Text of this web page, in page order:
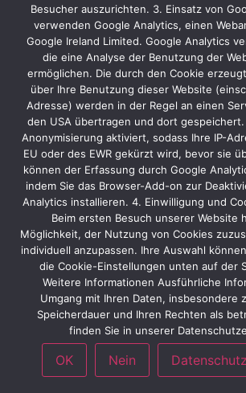
Kundenbeispiele
DT Shop
IDS
Besucher auszurichten. 3. Einsatz von
verwenden Google Analytics, einen
Google Ireland Limited. Google Analytics
die eine Analyse der Benutzung der
ermöglichen. Die durch den Cookie
über Ihre Benutzung dieser Website
Adresse) werden in der Regel an einen
den USA übertragen und dort gespeichert.
Anonymisierung aktiviert, sodass Ihre IP-
EU oder des EWR gekürzt wird, bevor sie
können der Erfassung durch Google
indem Sie das Browser-Add-on zur
Analytics installieren. 4. Einwilligung und
Beim ersten Besuch unserer Website
Möglichkeit, der Nutzung von Cookies
individuell anzupassen. Ihre Auswahl
die Cookie-Einstellungen unten auf der
Weitere Informationen Ausführliche
Umgang mit Ihren Daten, insbesondere
Speicherdauer und Ihren Rechten als
finden Sie in unserer
OK Nein